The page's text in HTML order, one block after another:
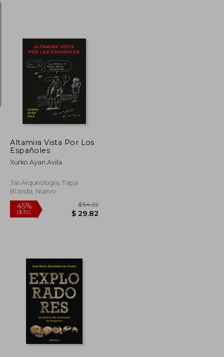
$ 52.49
$ 28.87
45%
dcto.
$ 19.06
Altamira Vista Por Los
Españoles
Xurko Ayan Avila
Jas Arqueología, Tapa
Blanda, Nuevo
45%